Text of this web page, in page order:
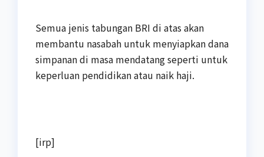
Semua jenis tabungan BRI di atas akan
membantu nasabah untuk menyiapkan dana
simpanan di masa mendatang seperti untuk
keperluan pendidikan atau naik haji.
[irp]